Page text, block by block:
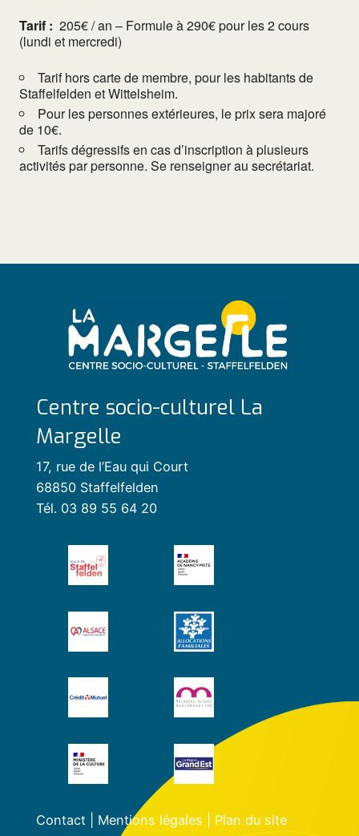
Tarif : 205€ / an – Formule à 290€ pour les 2 cours
(lundi et mercredi)
Tarif hors carte de membre, pour les habitants de
Staffelfelden et Wittelsheim.
Pour les personnes extérieures, le prix sera majoré
de 10€.
Tarifs dégressifs en cas d’inscription à plusieurs
activités par personne. Se renseigner au secrétariat.
Centre socio-culturel La
Margelle
17, rue de l’Eau qui Court
68850 Staffelfelden
Tél. 03 89 55 64 20
Contact| Mentions légales Plan du site